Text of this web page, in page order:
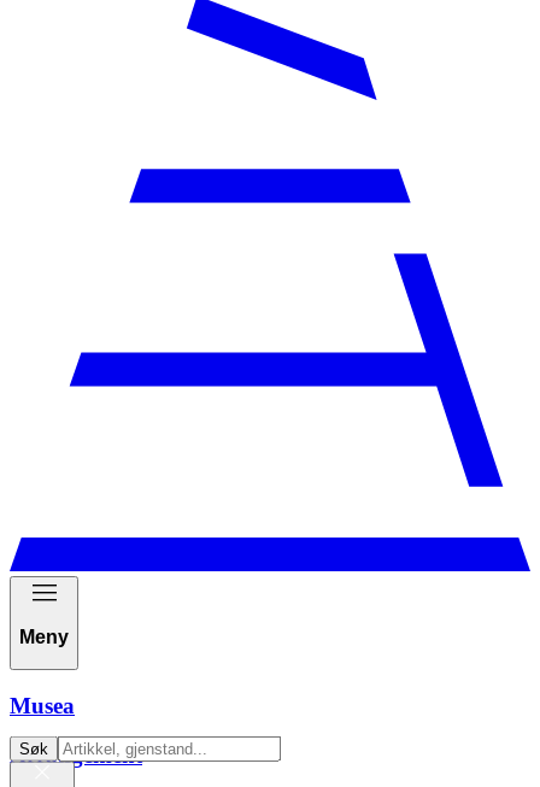
Meny
Musea
Arrangement
Søk